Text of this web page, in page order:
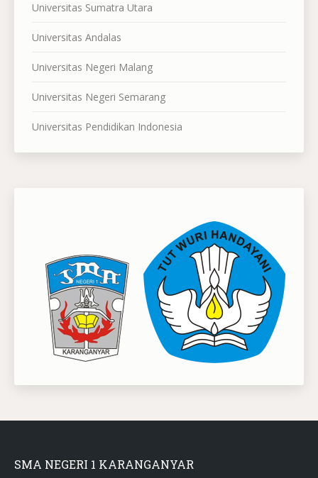
Universitas Sumatra Utara
Universitas Andalas
Universitas Negeri Malang
Universitas Negeri Semarang
Universitas Pendidikan Indonesia
SMA NEGERI 1 KARANGANYAR